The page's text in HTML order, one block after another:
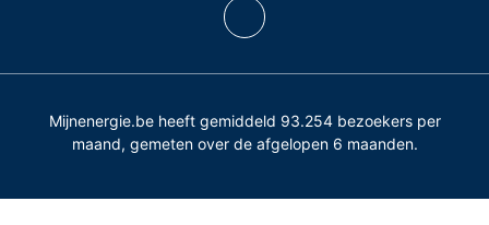
Mijnenergie.be heeft gemiddeld 93.254 bezoekers per
maand, gemeten over de afgelopen 6 maanden.